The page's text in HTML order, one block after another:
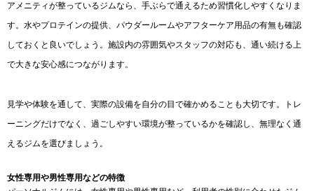
アメニティが整っているジムなら、手ぶらで通えるため習慣化しやすくなりま
す。水やプロテインの提供、パウダールームやアフターケア用品の有無も確認
しておくと良いでしょう。施設内の雰囲気やスタッフの対応も、通い続ける上
で大きな安心感につながります。
見学や体験を通して、実際の設備を自分の目で確かめることも大切です。トレ
ーニングだけでなく、過ごしやすい環境が整っているかを確認し、無理なく通
えるジムを選びましょう。
女性専用や男性専用などの特徴